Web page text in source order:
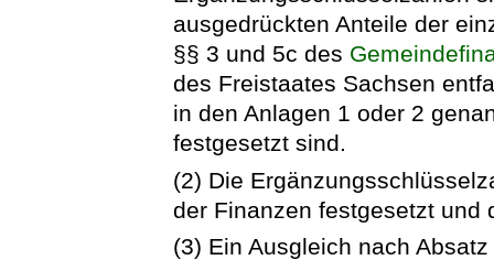
ausgedrückten Anteile der
§§ 3 und 5c des
des Freistaates Sachsen
in den Anlagen 1 oder 2
festgesetzt sind.
(2) Die
der Finanzen festgesetzt und
(3) Ein Ausgleich nach